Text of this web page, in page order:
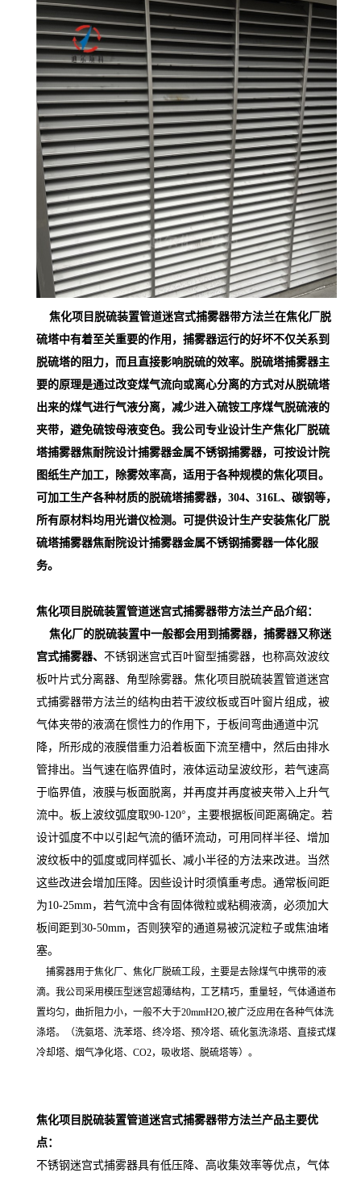
焦化项目脱硫装置管道迷宫式捕雾器带方法兰在焦化厂脱
硫塔中有着至关重要的作用，捕雾器运行的好坏不仅关系到
脱硫塔的阻力，而且直接影响脱硫的效率。脱硫塔捕雾器主
要的原理是通过改变煤气流向或离心分离的方式对从脱硫塔
出来的煤气进行气液分离，减少进入硫铵工序煤气脱硫液的
夹带，避免硫铵母液变色。 我公司专业设计生产焦化厂脱硫
塔捕雾器焦耐院设计捕雾器金属不锈钢捕雾器，可按设计院
图纸生产加工，除雾效率高，适用于各种规模的焦化项目。
可加工生产各种材质的脱硫塔捕雾器，304、316L、碳钢等，
所有原材料均用光谱仪检测。可提供设计生产安装焦化厂脱
硫塔捕雾器焦耐院设计捕雾器金属不锈钢捕雾器一体化服
务。
焦化项目脱硫装置管道迷宫式捕雾器带方法兰产品介绍：
焦化厂的脱硫装置中一般都会用到捕雾器，捕雾器又称迷
宫式捕雾器、 不锈钢迷宫式百叶窗型捕雾器，也称高效波纹
板叶片式分离器、角型除雾器。 焦化项目脱硫装置管道迷宫
式捕雾器带方法兰的结构由若干波纹板或百叶窗片组成，被
气体夹带的液滴在惯性力的作用下，于板间弯曲通道中沉
降，所形成的液膜借重力沿着板面下流至槽中，然后由排水
管排出。当气速在临界值时，液体运动呈波纹形，若气速高
于临界值，液膜与板面脱离，并再度并再度被夹带入上升气
流中。板上波纹弧度取90-120°，主要根据板间距离确定。若
设计弧度不中以引起气流的循环流动，可用同样半径、增加
波纹板中的弧度或同样弧长、减小半径的方法来改进。当然
这些改进会增加压降。因些设计时须慎重考虑。通常板间距
为10-25mm，若气流中含有固体微粒或粘稠液滴，必须加大
板间距到30-50mm，否则狭窄的通道易被沉淀粒子或焦油堵
塞。
捕雾器用于焦化厂、焦化厂脱硫工段，主要是去除煤气中携带的液
滴。我公司采用模压型迷宫超薄结构，工艺精巧，重量轻，气体通道布
置均匀，曲折阻力小，一般不大于20mmH2O,被广泛应用在各种气体洗
涤塔。（洗氨塔、洗苯塔、终冷塔、预冷塔、硫化氢洗涤塔、直接式煤
冷却塔、烟气净化塔、CO2，吸收塔、脱硫塔等）。
焦化项目脱硫装置管道迷宫式捕雾器带方法兰产品主要优
点：
不锈钢迷宫式捕雾器具有低压降、高收集效率等优点，气体